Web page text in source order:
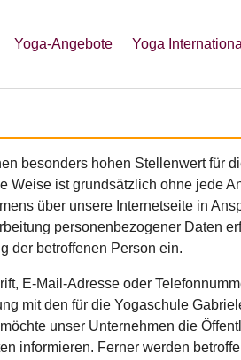
Yoga-Angebote Yoga International
besonders hohen Stellenwert für
Weise ist grundsätzlich ohne jede
über unsere Internetseite in
personenbezogener Daten
der betroffenen Person ein.
E-Mail-Adresse oder
mit den für die Yogaschule
unser Unternehmen die
informieren. Ferner werden